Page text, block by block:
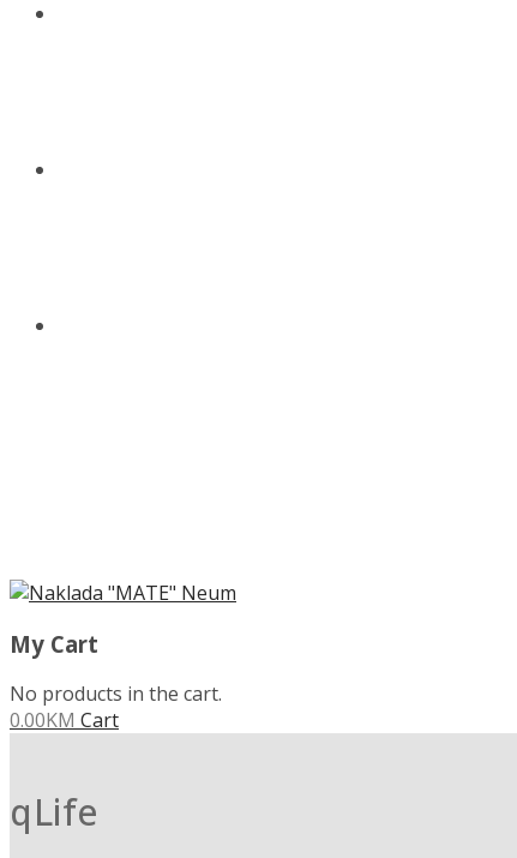
My Cart
No products in the cart.
0.00KM Cart
qLife